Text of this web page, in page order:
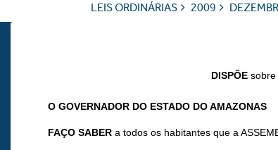
LEIS ORDINÁRIAS 2009
DISPÕE sobre
O GOVERNADOR DO ESTADO DO AMAZONAS
FAÇO SABER a todos os habitantes que a